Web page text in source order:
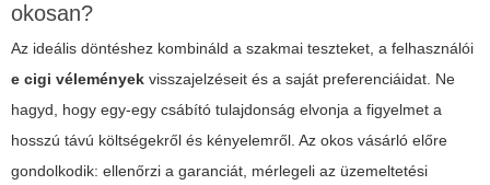
okosan?
Az ideális döntéshez kombináld a szakmai teszteket, a felhasználói
e cigi vélemények visszajelzéseit és a saját preferenciáidat. Ne
hagyd, hogy egy-egy csábító tulajdonság elvonja a figyelmet a
hosszú távú költségekről és kényelemről. Az okos vásárló előre
gondolkodik: ellenőrzi a garanciát, mérlegeli az üzemeltetési